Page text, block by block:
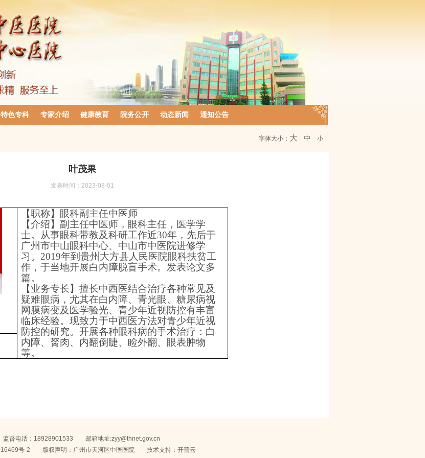
特色专科 专家介绍 健康教育 院务公开 动态新闻 通知公告
字体大小： 大 中 小
叶茂果
发表时间： 2023-08-01
【职称】眼科副主任中医师
【介绍】副主任中医师，眼科主任，医学学
士。从事眼科带教及科研工作近30年，先后于
广州市中山眼科中心、中山市中医院进修学
习。2019年到贵州大方县人民医院眼科扶贫工
作，于当地开展白内障脱盲手术。发表论文多
篇。
【业务专长】擅长中西医结合治疗各种常见及
疑难眼病，尤其在白内障、青光眼、糖尿病视
网膜病变及医学验光、青少年近视防控有丰富
临床经验。现致力于中西医方法对青少年近视
防控的研究。开展各种眼科病的手术治疗：白
内障、胬肉、内翻倒睫、睑外翻、眼表肿物
等。